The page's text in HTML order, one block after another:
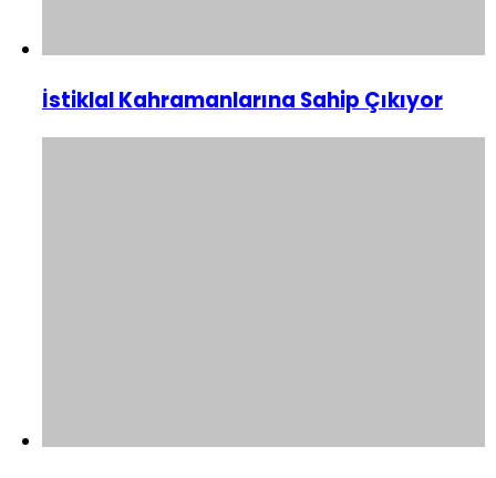
İstiklal Kahramanlarına Sahip Çıkıyor